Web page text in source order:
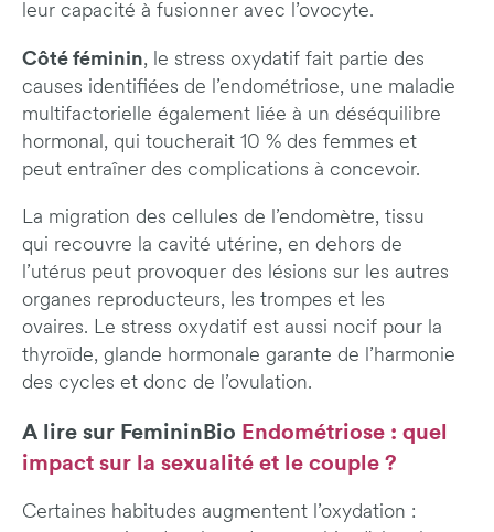
leur capacité à fusionner avec l’ovocyte.
Côté féminin, le stress oxydatif fait partie des
causes identifiées de l’endométriose, une maladie
multifactorielle également liée à un déséquilibre
hormonal, qui toucherait 10 % des femmes et
peut entraîner des complications à concevoir.
La migration des cellules de l’endomètre, tissu
qui recouvre la cavité utérine, en dehors de
l’utérus peut provoquer des lésions sur les autres
organes reproducteurs, les trompes et les
ovaires. Le stress oxydatif est aussi nocif pour la
thyroïde, glande hormonale garante de l’harmonie
des cycles et donc de l’ovulation.
A lire sur FemininBio Endométriose : quel
impact sur la sexualité et le couple ?
Certaines habitudes augmentent l’oxydation :